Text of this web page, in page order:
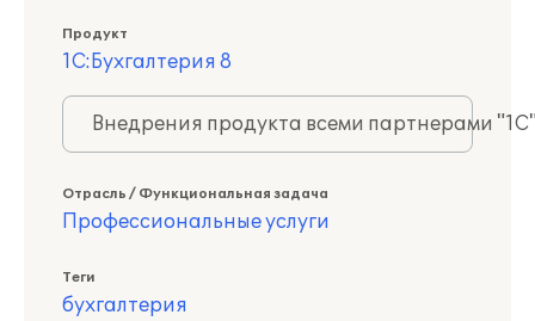
Продукт
1С:Бухгалтерия 8
Внедрения продукта всеми партнерами
Отрасль / Функциональная задача
Профессиональные услуги
Теги
бухгалтерия